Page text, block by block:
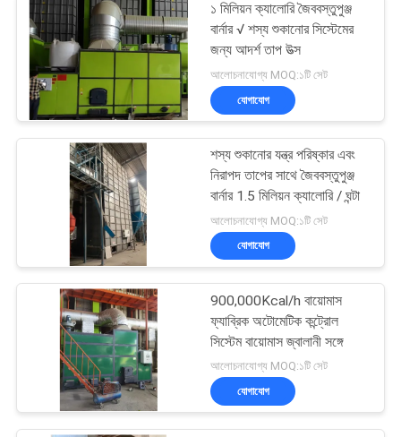
পোর্টেবল শস্য ড্রায়ার
24
জৈববস্তুপুঞ্জ ফার্নেস
১ মিলিয়ন ক্যালোরি জৈববস্তুপুঞ্জ
বার্নার √ শস্য শুকানোর সিস্টেমের
জন্য আদর্শ তাপ উত্স
আলোচনাযোগ্য MOQ:১টি সেট
যোগাযোগ
শস্য শুকানোর যন্ত্র পরিষ্কার এবং
নিরাপদ তাপের সাথে জৈববস্তুপুঞ্জ
বার্নার 1.5 মিলিয়ন ক্যালোরি / ঘন্টা
আলোচনাযোগ্য MOQ:১টি সেট
যোগাযোগ
900,000Kcal/h বায়োমাস
ফ্যাব্রিক অটোমেটিক কন্ট্রোল
সিস্টেম বায়োমাস জ্বালানী সঙ্গে
আলোচনাযোগ্য MOQ:১টি সেট
যোগাযোগ